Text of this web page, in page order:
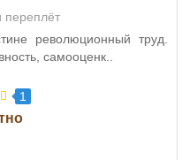
переплёт
революционный труд.
самооценк..
1